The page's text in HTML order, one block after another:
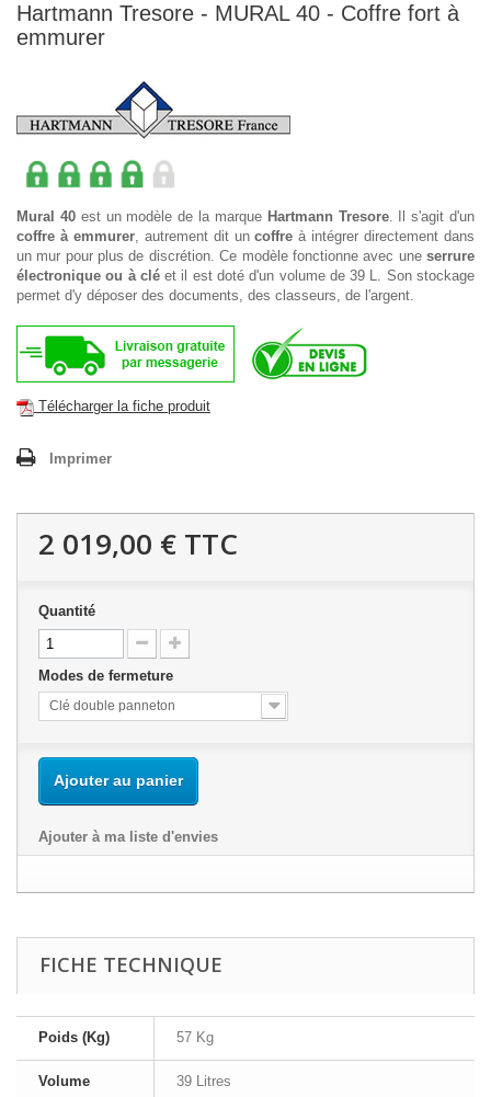
Hartmann Tresore - MURAL 40 - Coffre fort à
emmurer
Mural 40est un modèle de la marque Hartmann Tresore. Il s'agit d'un
coffre à emmurer, autrement dit uncoffre à intégrer directement dans
un mur pour plus de discrétion. Ce modèle fonctionne avec une serrure
électronique ou à cléet il est doté d'un volume de 39 L. Son stockage
permet d'y déposer des documents, des classeurs, de l'argent.
Télécharger la fiche produit
Imprimer
2 019,00 € TTC
Quantité
Modes de fermeture
Clé double panneton
Ajouter au panier
Ajouter à ma liste d'envies
FICHE TECHNIQUE
Poids (Kg) 57 Kg
Volume 39 Litres